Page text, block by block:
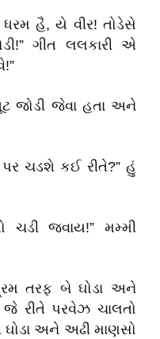
હૈ, યે વીર! તોડેસે
ગીત લલકારી એ
જોડી જેવા હતા અને
ચડશે કઈ રીતે?” હું
જવાય!” મમ્મી
તરફ બે ઘોડા અને
રીતે પરવેઝ ચાલતો
અને અઢી માણસો